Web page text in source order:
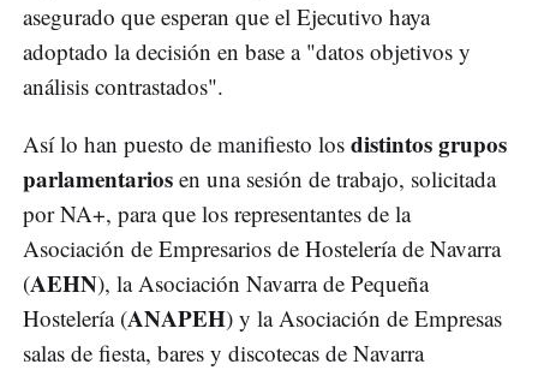
asegurado que esperan que el Ejecutivo haya
adoptado la decisión en base a "datos objetivos y
análisis contrastados".
Así lo han puesto de manifiesto los distintos grupos
parlamentarios en una sesión de trabajo, solicitada
por NA+, para que los representantes de la
Asociación de Empresarios de Hostelería de Navarra
(AEHN), la Asociación Navarra de Pequeña
Hostelería (ANAPEH) y la Asociación de Empresas
salas de fiesta, bares y discotecas de Navarra